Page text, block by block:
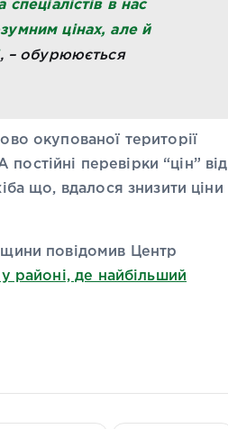
в нас
цінах, але й
, – обурююється
окупованої території
перевірки “цін” від
що, вдалося знизити ціни
повідомив Центр
районі, де найбільший